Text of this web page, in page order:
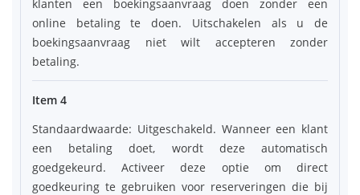
klanten een boekingsaanvraag doen zonder een
online betaling te doen. Uitschakelen als u de
boekingsaanvraag niet wilt accepteren zonder
betaling.
Item 4
Standaardwaarde: Uitgeschakeld. Wanneer een klant
een betaling doet, wordt deze automatisch
goedgekeurd. Activeer deze optie om direct
goedkeuring te gebruiken voor reserveringen die bij